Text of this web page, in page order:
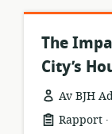
The
City’s
Av BJH
Rapport .